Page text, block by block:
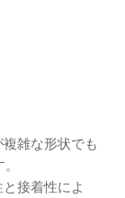
雑な形状でも
接着性によ